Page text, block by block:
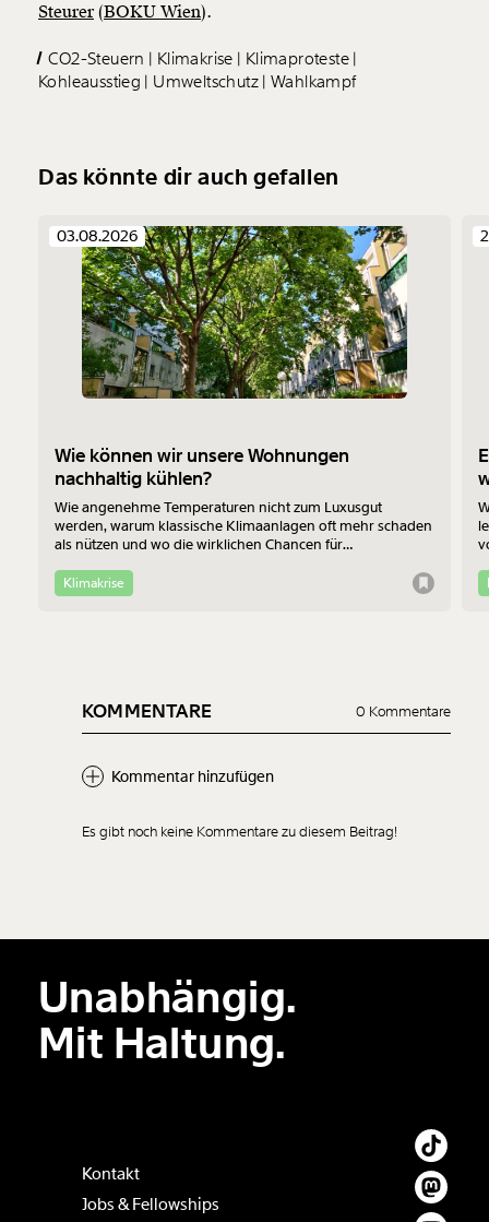
Steurer(BOKU Wien).
CO2-Steuern Klimakrise
Klimaproteste
Kohleausstieg
Umweltschutz Wahlkampf
Das könnte dir auch gefallen
03.08.2026
Wie können wir unsere Wohnungen
nachhaltig kühlen?
Wie angenehme Temperaturen nicht zum Luxusgut
werden, warum klassische Klimaanlagen oft mehr schaden
als nützen und wo die wirklichen Chancen für
Richtmann von der TU Wien im Interview.
Klimakrise
KOMMENTARE 0 Kommentare
Kommentar hinzufügen
Der Inhalt dieses Feldes wird nicht öffentlich zugänglich angezeigt.
Es gibt noch keine Kommentare zu diesem Beitrag!
Unabhängig.
Mit Haltung.
Kontakt
Jobs & Fellowships